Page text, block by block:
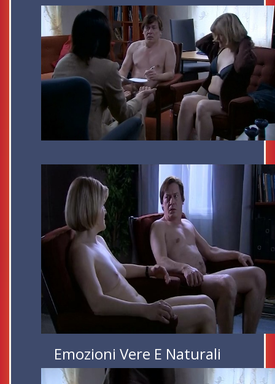
Emozioni Vere E Naturali